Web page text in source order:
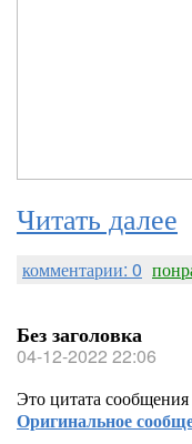
Читать далее
комментарии: 0
Без заголовка
04-12-2022 22:06
Это цитата сообщения
Оригинальное